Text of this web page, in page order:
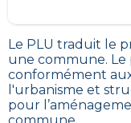
Le PLU traduit le
une commune. Le
conformément
l'urbanisme et
pour